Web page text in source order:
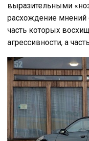
выразительными
расхождение мнений
часть которых
агрессивности, а